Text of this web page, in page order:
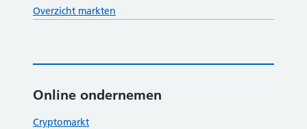
Overzicht markten
Online ondernemen
Cryptomarkt